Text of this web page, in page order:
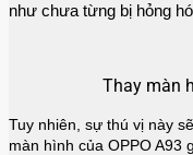
như chưa từng bị hỏng
Thay màn
Tuy nhiên, sự thú vị này
màn hình của OPPO A93